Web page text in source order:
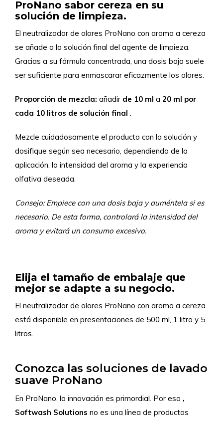
ProNano sabor cereza en su
solución de limpieza.
El neutralizador de olores ProNano con aroma a cereza
se añade a la solución final del agente de limpieza.
Gracias a su fórmula concentrada, una dosis baja suele
ser suficiente para enmascarar eficazmente los olores.
Proporción de mezcla: añadir de 10 ml a 20 ml por
cada 10 litros de solución final .
Mezcle cuidadosamente el producto con la solución y
dosifique según sea necesario, dependiendo de la
aplicación, la intensidad del aroma y la experiencia
olfativa deseada.
Consejo: Empiece con una dosis baja y auméntela si es
necesario. De esta forma, controlará la intensidad del
aroma y evitará un consumo excesivo.
Elija el tamaño de embalaje que
mejor se adapte a su negocio.
El neutralizador de olores ProNano con aroma a cereza
está disponible en presentaciones de 500 ml, 1 litro y 5
litros.
Conozca las soluciones de lavado
suave ProNano
En ProNano, la innovación es primordial. Por eso ,
Softwash Solutions no es una línea de productos